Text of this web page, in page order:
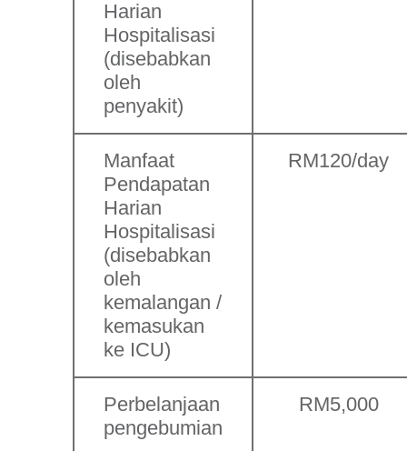
Harian
Hospitalisasi
(disebabkan
oleh
penyakit)
Manfaat
Pendapatan
Harian
Hospitalisasi
(disebabkan
oleh
kemalangan /
kemasukan
ke ICU)
RM120/day
Perbelanjaan
pengebumian
RM5,000